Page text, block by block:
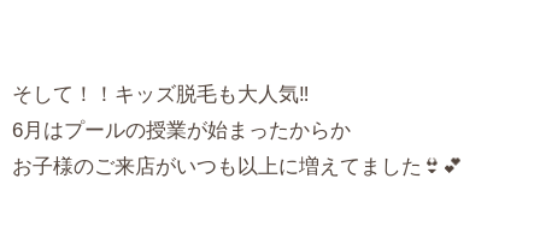
そして！！キッズ脱毛も大人気‼️
6月はプールの授業が始まったからか
お子様のご来店がいつも以上に増えてました👙💕